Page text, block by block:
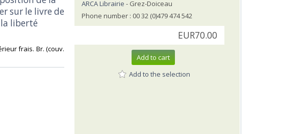
sur le livre de
liberté
frais. Br. (couv.
ARCA Librairie - Grez-Doiceau
Phone number : 00 32 (0)479 474 542
EUR70.00
Add to cart
Add to the selection